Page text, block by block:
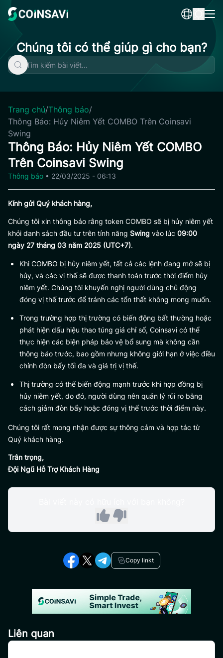
content
Chúng tôi có thể giúp gì cho bạn?
Trang chủ/Thông báo/
Thông Báo: Hủy Niêm Yết COMBO Trên Coinsavi
Swing
Thông Báo: Hủy Niêm Yết COMBO
Trên Coinsavi Swing
Thông báo • 22/03/2025 - 06:13
Kính gửi Quý khách hàng,
Chúng tôi xin thông báo rằng token COMBO sẽ bị hủy niêm yết
khỏi danh sách đầu tư trên tính năng Swing vào lúc 09:00
ngày 27 tháng 03 năm 2025 (UTC+7).
Khi COMBO bị hủy niêm yết, tất cả các lệnh đang mở sẽ bị
hủy, và các vị thế sẽ được thanh toán trước thời điểm hủy
niêm yết. Chúng tôi khuyến nghị người dùng chủ động
đóng vị thế trước để tránh các tổn thất không mong muốn.
Trong trường hợp thị trường có biến động bất thường hoặc
phát hiện dấu hiệu thao túng giá chỉ số, Coinsavi có thể
thực hiện các biện pháp bảo vệ bổ sung mà không cần
thông báo trước, bao gồm nhưng không giới hạn ở việc điều
chỉnh đòn bẩy tối đa và giá trị vị thế.
Thị trường có thể biến động mạnh trước khi hợp đồng bị
hủy niêm yết, do đó, người dùng nên quản lý rủi ro bằng
cách giảm đòn bẩy hoặc đóng vị thế trước thời điểm này.
Chúng tôi rất mong nhận được sự thông cảm và hợp tác từ
Quý khách hàng.
Trân trọng,
Đội Ngũ Hỗ Trợ Khách Hàng
Copy linkt
Liên quan